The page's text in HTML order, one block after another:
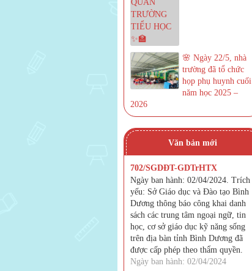
🌸 Ngày 22/5, nhà
trường đã tổ chức
họp phụ huynh cuối
năm học 2025 –
2026
Văn bản mới
702/SGDĐT-GDTrHTX
Ngày ban hành: 02/04/2024. Trích
yếu: Sở Giáo dục và Đào tạo Bình
Dương thông báo công khai danh
sách các trung tâm ngoại ngữ, tin
học, cơ sở giáo dục kỹ năng sống
trên địa bàn tỉnh Bình Dương đã
được cấp phép theo thẩm quyền.
Ngày ban hành: 02/04/2024